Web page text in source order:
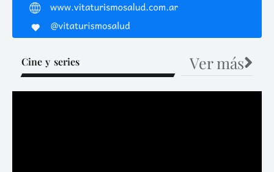
Cine y series Ver más